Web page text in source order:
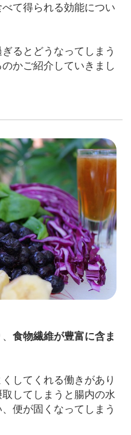
て得られる効能につい
るとどうなってしまう
かご紹介していきまし
、食物繊維が豊富に含ま
してくれる働きがあり
してしまうと腸内の水
便が固くなってしまう